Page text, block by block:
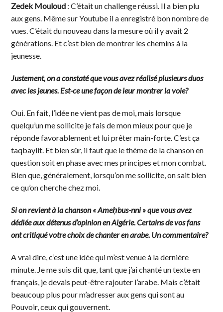
Zedek Mouloud : C’était un challenge réussi. Il a bien plu
aux gens. Même sur Youtube il a enregistré bon nombre de
vues. C’était du nouveau dans la mesure où il y avait 2
générations. Et c’est bien de montrer les chemins à la
jeunesse.
Justement, on a constaté que vous avez réalisé plusieurs duos
avec les jeunes. Est-ce une façon de leur montrer la voie?
Oui. En fait, l’idée ne vient pas de moi, mais lorsque
quelqu’un me sollicite je fais de mon mieux pour que je
réponde favorablement et lui prêter main-forte. C’est ça
taqbaylit. Et bien sûr, il faut que le thème de la chanson en
question soit en phase avec mes principes et mon combat.
Bien que, généralement, lorsqu’on me sollicite, on sait bien
ce qu’on cherche chez moi.
Si on revient à la chanson « Ameḥbus-nni » que vous avez
dédiée aux détenus d’opinion en Algérie. Certains de vos fans
ont critiqué votre choix de chanter en arabe. Un commentaire?
A vrai dire, c’est une idée qui m’est venue à la dernière
minute. Je me suis dit que, tant que j’ai chanté un texte en
français, je devais peut-être rajouter l’arabe. Mais c’était
beaucoup plus pour m’adresser aux gens qui sont au
Pouvoir, ceux qui gouvernent.